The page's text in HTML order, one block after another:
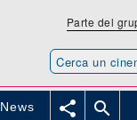
Parte del
News  